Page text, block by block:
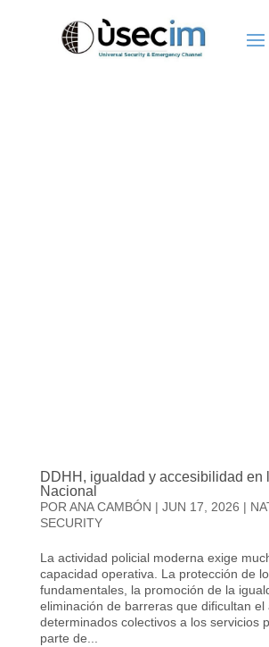
DDHH, igualdad y accesibilidad en
Nacional
PORANA CAMBÓN | JUN 17, 2026 |
SECURITY
La actividad policial moderna exige
capacidad operativa. La protección de
fundamentales, la promoción de la
eliminación de barreras que dificultan el
determinados colectivos a los servicios
parte de...